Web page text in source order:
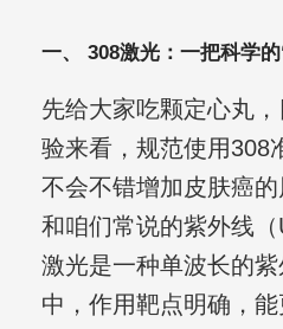
一、 308激光：一把科学
先给大家吃颗定心丸
验来看，规范使用308
不会不错增加皮肤癌
和咱们常说的紫外线
激光是一种单波长的
中，作用靶点明确，